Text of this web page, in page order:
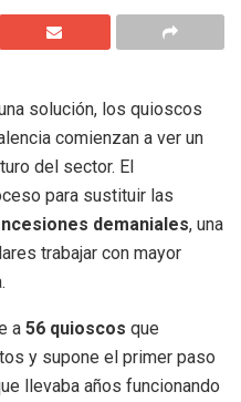
solución, los quioscos
comienzan a ver un
del sector. El
para sustituir las
demaniales, una
trabajar con mayor
a 56 quioscos que
y supone el primer paso
llevaba años funcionando